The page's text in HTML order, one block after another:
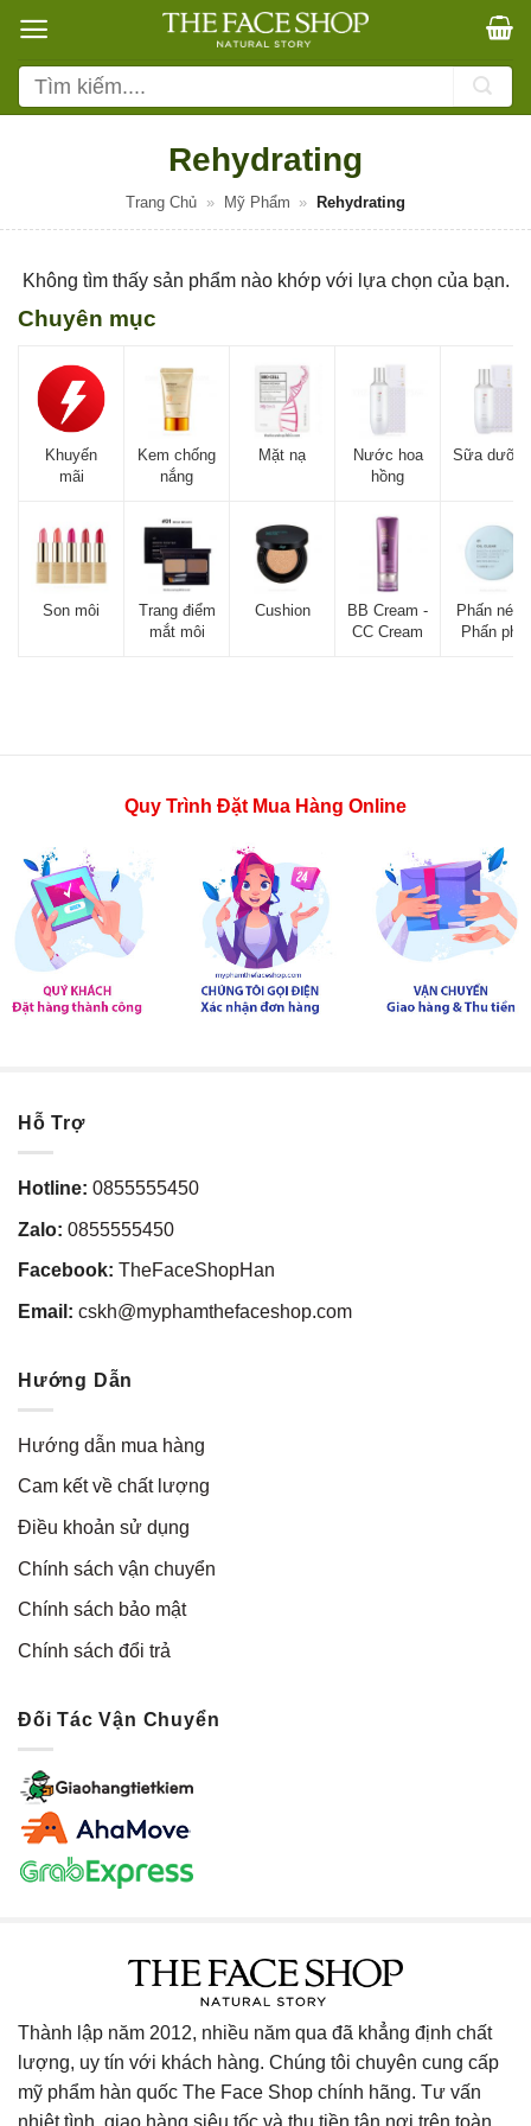
qua
nội
dung
Tìm
kiếm:
Rehydrating
Trang Chủ » Mỹ Phẩm » Rehydrating
Không tìm thấy sản phẩm nào khớp với lựa chọn của bạn.
Chuyên mục
Khuyến
mãi
Kem chống
nắng
Mặt nạ
Nước hoa
hồng
Sữa
Son môi
Trang điểm
mắt môi
Cushion
BB Cream -
CC Cream
Phấn nén -
Phấn phủ
Quy Trình Đặt Mua Hàng Online
Hỗ Trợ
Hotline: 0855555450
Zalo: 0855555450
Facebook: TheFaceShopHan
Email: cskh@myphamthefaceshop.com
Hướng Dẫn
Hướng dẫn mua hàng
Cam kết về chất lượng
Điều khoản sử dụng
Chính sách vận chuyển
Chính sách bảo mật
Chính sách đổi trả
Đối Tác Vận Chuyển
Thành lập năm 2012, nhiều năm qua đã khẳng định chất
lượng, uy tín với khách hàng. Chúng tôi chuyên cung cấp
mỹ phẩm hàn quốc The Face Shop chính hãng. Tư vấn
nhiệt tình, giao hàng siêu tốc và thu tiền tận nơi trên toàn